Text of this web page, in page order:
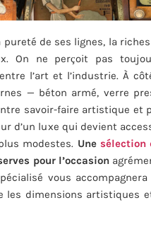
pureté de ses lignes, la
On ne perçoit pas
l’art et l’industrie. À
— béton armé, verre
savoir-faire artistique et
d’un luxe qui devient
modestes. Une sélection
pour l’occasion
vous
les dimensions artistiques